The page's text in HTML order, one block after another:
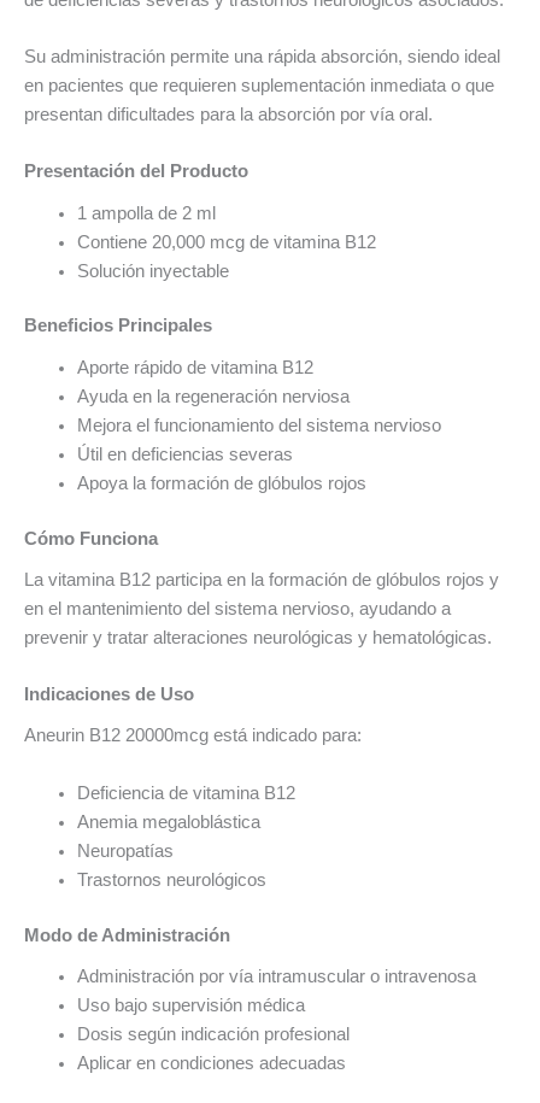
Su administración permite una rápida absorción, siendo ideal
en pacientes que requieren suplementación inmediata o que
presentan dificultades para la absorción por vía oral.
Presentación del Producto
1 ampolla de 2 ml
Contiene 20,000 mcg de vitamina B12
Solución inyectable
Beneficios Principales
Aporte rápido de vitamina B12
Ayuda en la regeneración nerviosa
Mejora el funcionamiento del sistema nervioso
Útil en deficiencias severas
Apoya la formación de glóbulos rojos
Cómo Funciona
La vitamina B12 participa en la formación de glóbulos rojos y
en el mantenimiento del sistema nervioso, ayudando a
prevenir y tratar alteraciones neurológicas y hematológicas.
Indicaciones de Uso
Aneurin B12 20000mcg está indicado para:
Deficiencia de vitamina B12
Anemia megaloblástica
Neuropatías
Trastornos neurológicos
Modo de Administración
Administración por vía intramuscular o intravenosa
Uso bajo supervisión médica
Dosis según indicación profesional
Aplicar en condiciones adecuadas